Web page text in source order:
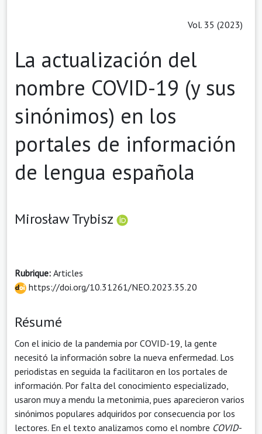
Vol. 35 (2023)
La actualización del
nombre COVID-19 (y sus
sinónimos) en los
portales de información
de lengua española
Mirosław Trybisz
Rubrique: Articles
https://doi.org/10.31261/NEO.2023.35.20
Résumé
Con el inicio de la pandemia por COVID-19, la gente
necesitó la información sobre la nueva enfermedad. Los
periodistas en seguida la facilitaron en los portales de
información. Por falta del conocimiento especializado,
usaron muy a mendu la metonimia, pues aparecieron varios
sinónimos populares adquiridos por consecuencia por los
lectores. En el texto analizamos como el nombre COVID-